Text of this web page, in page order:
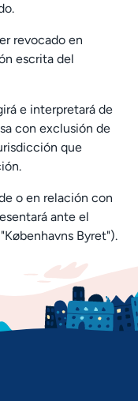
revocado en
escrita del
e interpretará de
con exclusión de
que
o en relación con
ante el
Byret").